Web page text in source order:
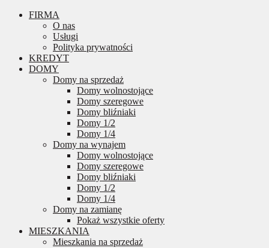
FIRMA
O nas
Usługi
Polityka prywatności
KREDYT
DOMY
Domy na sprzedaż
Domy wolnostojące
Domy szeregowe
Domy bliźniaki
Domy 1/2
Domy 1/4
Domy na wynajem
Domy wolnostojące
Domy szeregowe
Domy bliźniaki
Domy 1/2
Domy 1/4
Domy na zamianę
Pokaż wszystkie oferty
MIESZKANIA
Mieszkania na sprzedaż